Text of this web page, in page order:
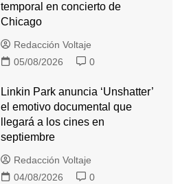
temporal en concierto de
Chicago
Redacción Voltaje
05/08/2026
0
Linkin Park anuncia ‘Unshatter’
el emotivo documental que
llegará a los cines en
septiembre
Redacción Voltaje
04/08/2026
0